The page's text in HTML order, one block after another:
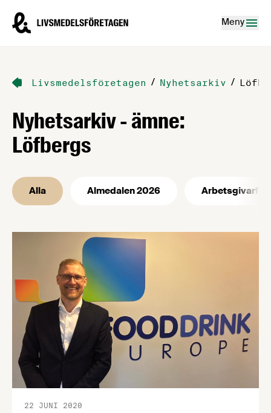
Livsmedelsföretagen – till startsidan
Meny
Livsmedelsföretagen / Nyhetsarkiv /
Nyhetsarkiv - ämne:
Löfbergs
Alla Almedalen 2026
22 JUNI 2020